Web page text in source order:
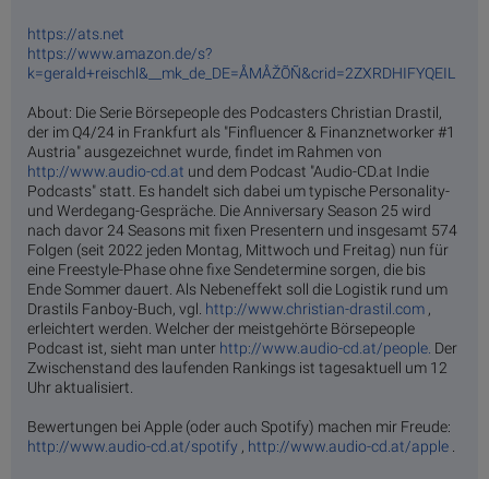
https://ats.net
https://www.amazon.de/s?
k=gerald+reischl&__mk_de_DE=ÅMÅŽÕÑ&crid=2ZXRDHIFYQEIL
About: Die Serie Börsepeople des Podcasters Christian Drastil,
der im Q4/24 in Frankfurt als "Finfluencer & Finanznetworker #1
Austria" ausgezeichnet wurde, findet im Rahmen von
http://www.audio-cd.at und dem Podcast "Audio-CD.at Indie
Podcasts" statt. Es handelt sich dabei um typische Personality-
und Werdegang-Gespräche. Die Anniversary Season 25 wird
nach davor 24 Seasons mit fixen Presentern und insgesamt 574
Folgen (seit 2022 jeden Montag, Mittwoch und Freitag) nun für
eine Freestyle-Phase ohne fixe Sendetermine sorgen, die bis
Ende Sommer dauert. Als Nebeneffekt soll die Logistik rund um
Drastils Fanboy-Buch, vgl. http://www.christian-drastil.com ,
erleichtert werden. Welcher der meistgehörte Börsepeople
Podcast ist, sieht man unter http://www.audio-cd.at/people. Der
Zwischenstand des laufenden Rankings ist tagesaktuell um 12
Uhr aktualisiert.
Bewertungen bei Apple (oder auch Spotify) machen mir Freude:
http://www.audio-cd.at/spotify , http://www.audio-cd.at/apple